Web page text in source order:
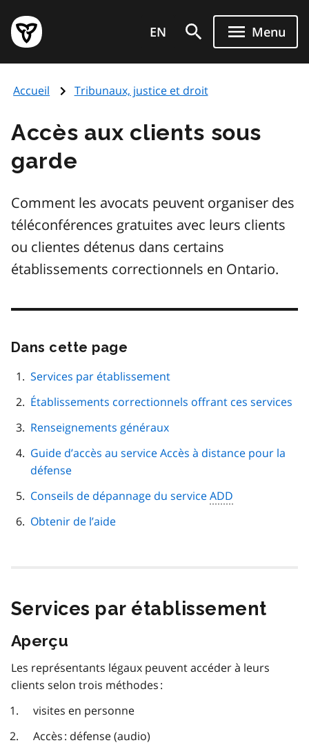
au
contenu
principal
Page
d'accueil
de
EN Menu
Accueil Tribunaux, justice et droit
Accès aux clients sous
garde
Comment les avocats peuvent organiser des
téléconférences gratuites avec leurs clients
ou clientes détenus dans certains
établissements correctionnels en Ontario.
Dans cette page
navigation
page
Services par établissement
Établissements correctionnels offrant ces services
Renseignements généraux
Guide d’accès au service Accès à distance pour la
défense
Conseils de dépannage du serviceADD
Obtenir de l’aide
Services par établissement
Aperçu
Les représentants légaux peuvent accéder à leurs
clients selon trois méthodes :
visites en personne
Accès : défense (audio)